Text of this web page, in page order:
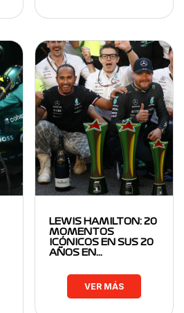
LEWIS HAMILTON: 20
MOMENTOS
ICÓNICOS EN SUS 20
AÑOS EN…
VER MÁS